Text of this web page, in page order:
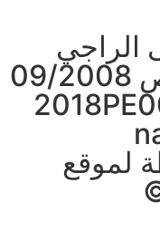
الراجي
لموقع